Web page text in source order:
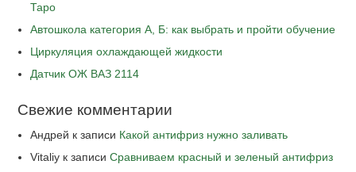
Таро
Автошкола категория А, Б: как выбрать и пройти обучение
Циркуляция охлаждающей жидкости
Датчик ОЖ ВАЗ 2114
Свежие комментарии
Андрей к записи Какой антифриз нужно заливать
Vitaliy к записиСравниваем красный и зеленый антифриз